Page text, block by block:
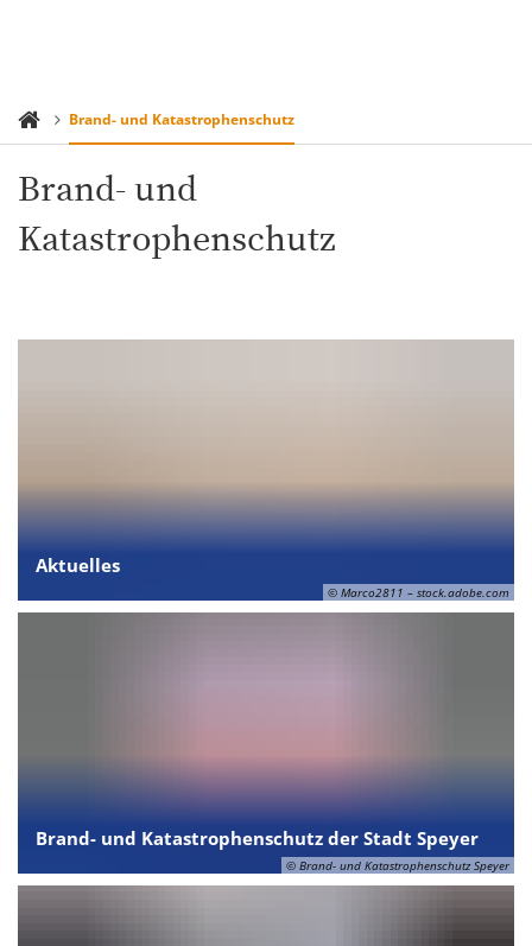
Brand- und Katastrophenschutz
Brand- und
Katastrophenschutz
© Marco2811 – stock.adobe.com
Aktuelles
© Brand- und Katastrophenschutz Speyer
Brand- und Katastrophenschutz der Stadt Speyer